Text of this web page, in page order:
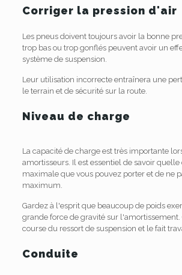
Corriger la pression d'air
Les pneus doivent toujours avoir la bonne
trop bas ou trop gonflés peuvent avoir un
système de suspension.
Leur utilisation incorrecte entraînera une
le terrain et de sécurité sur la route.
Niveau de charge
La capacité de charge est très importante
amortisseurs. Il est essentiel de savoir quelle
maximale que vous pouvez porter et de ne
maximum.
Gardez à l'esprit que beaucoup de poids
grande force de gravité sur
course du ressort de suspension et le fait
Conduite